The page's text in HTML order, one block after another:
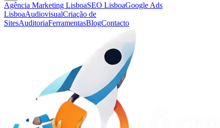
Agência Marketing LisboaSEO LisboaGoogle Ads
LisboaAudiovisualCriação de
SitesAuditoriaFerramentasBlogContacto